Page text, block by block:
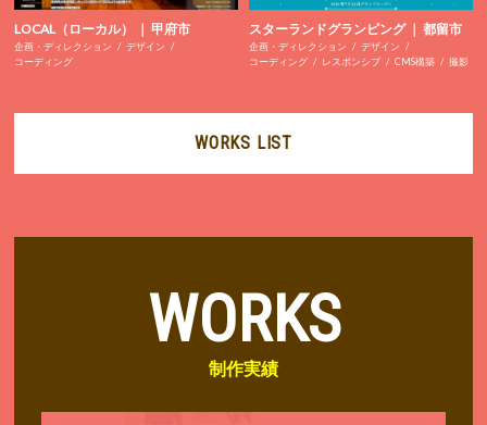
LOCAL（ローカル） ｜ 甲府市
企画・ディレクション
デザイン
コーディング
スターランドグランピング ｜ 都留市
企画・ディレクション
デザイン
コーディング
レスポンシブ CMS構築 撮影
WORKS LIST
WORKS
制作実績